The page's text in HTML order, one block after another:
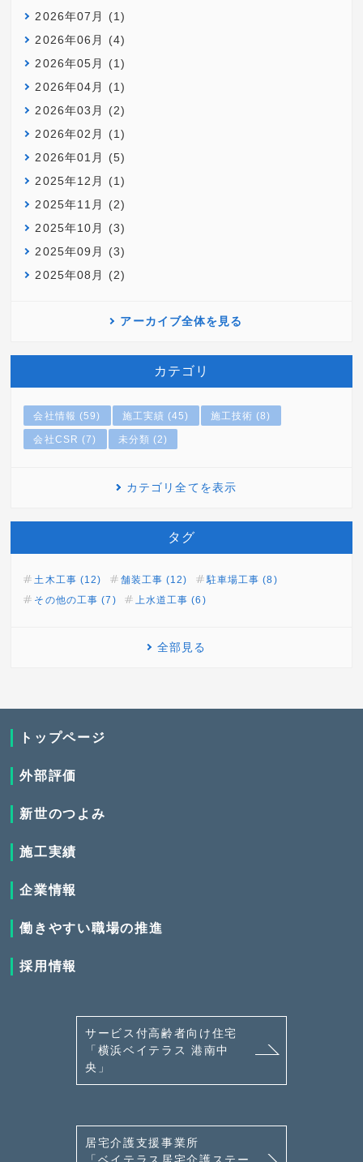
2026年07月 (1)
2026年06月 (4)
2026年05月 (1)
2026年04月 (1)
2026年03月 (2)
2026年02月 (1)
2026年01月 (5)
2025年12月 (1)
2025年11月 (2)
2025年10月 (3)
2025年09月 (3)
2025年08月 (2)
アーカイブ全体を見る
カテゴリ
会社情報 (59) 施工実績 (45) 施工技術 (8)
会社CSR (7) 未分類 (2)
カテゴリ全てを表示
タグ
土木工事 (12) 舗装工事 (12)
駐車場工事 (8)
その他の工事 (7)
上水道工事 (6)
全部見る
トップページ
外部評価
新世のつよみ
施工実績
企業情報
働きやすい職場の推進
採用情報
サービス付高齢者向け住宅
「横浜ベイテラス 港南中
央」
居宅介護支援事業所